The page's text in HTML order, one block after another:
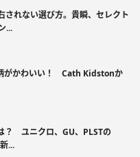
されない選び方。貴瞬、セレクト
...
がかわいい！ Cath Kidstonか
？ ユニクロ、GU、PLSTの
...